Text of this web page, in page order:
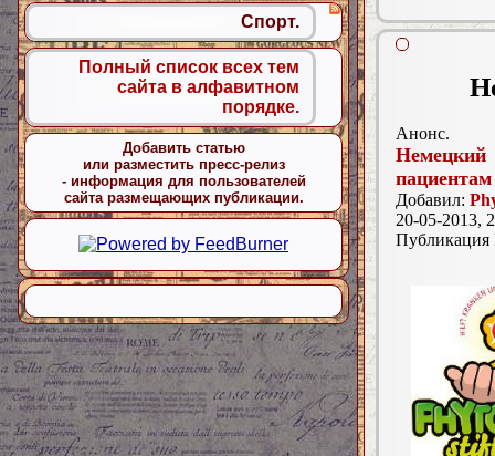
Анонс.
Добавил:
20-05-2013,
Спорт.
Полный список всех тем
сайта в алфавитном
порядке.
Добавить статью
или разместить пресс-релиз
- информация для пользователей
сайта размещающих публикации.